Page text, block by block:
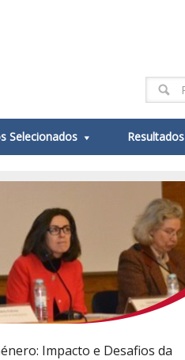
Selecionados Resultados
Impacto e Desafios da